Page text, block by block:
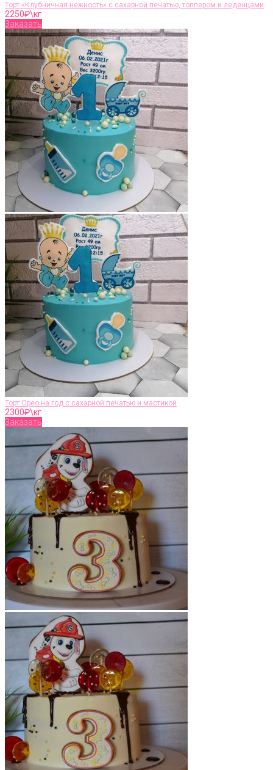
Торт «Клубничная нежность» с сахарной печатью, топпером и леденцами
2250₽\кг
Заказать
Торт Орео на год с сахарной печатью и мастикой
2300₽\кг
Заказать